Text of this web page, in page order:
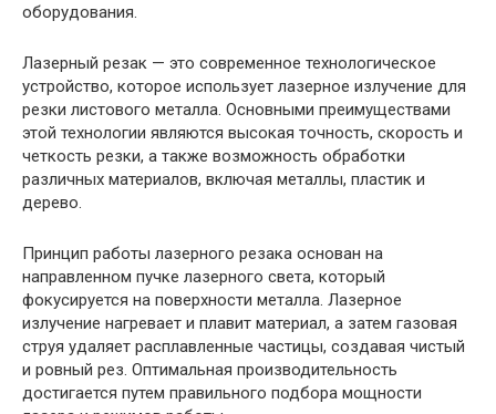
оборудования.
Лазерный резак — это современное технологическое
устройство, которое использует лазерное излучение для
резки листового металла. Основными преимуществами
этой технологии являются высокая точность, скорость и
четкость резки, а также возможность обработки
различных материалов, включая металлы, пластик и
дерево.
Принцип работы лазерного резака основан на
направленном пучке лазерного света, который
фокусируется на поверхности металла. Лазерное
излучение нагревает и плавит материал, а затем газовая
струя удаляет расплавленные частицы, создавая чистый
и ровный рез. Оптимальная производительность
достигается путем правильного подбора мощности